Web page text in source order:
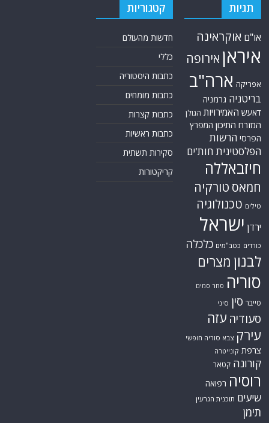
תגיות
או"ם אוקראינה
איראן אירופה
אפריקה ארה"ב
בריטניה גרמניה
דאעש האמירויות הגולן
המזרח התיכון המפרץ
הפרסי הרשות
הפלסטינית חות'ים
חיזבאללה
חמאס טורקיה
טילים טכנולוגיה
ירדן ישראל
כורדים כטב"מים כלכלה
לבנון מצרים
סוריה סחר סמים
סייבר סין סיני
סעודיה עזה
עירק צבא סוריה חופשי
צרפת קונייטרה
קורונה קטאר
רוסיה רפואה
שיעים תוכנית הגרעין
תימן
קטגוריות
חדשות מהעולם
כללי
כתבות היסטוריה
כתבות מומחים
כתבות קצרות
כתבות ראשיות
סקירות תשתית
קריקטורות